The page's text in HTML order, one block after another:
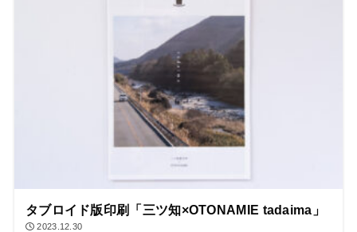
タブロイド版印刷「三ツ知×OTONAMIE tadaima」
2023.12.30